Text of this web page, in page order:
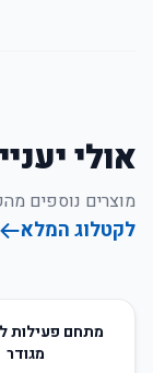
אולי
מוצרים נוספים
לקטלוג המלא
35
מתחם פעילות
מגודר